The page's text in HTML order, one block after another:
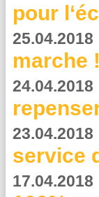
pour
25.04.2018
marche !
24.04.2018
23.04.2018
service
17.04.2018